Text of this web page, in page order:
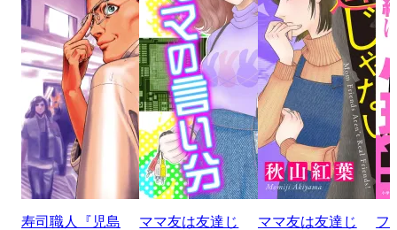
寿司職人『児島
ママ友は友達じ
ママ友は友達じ
フ